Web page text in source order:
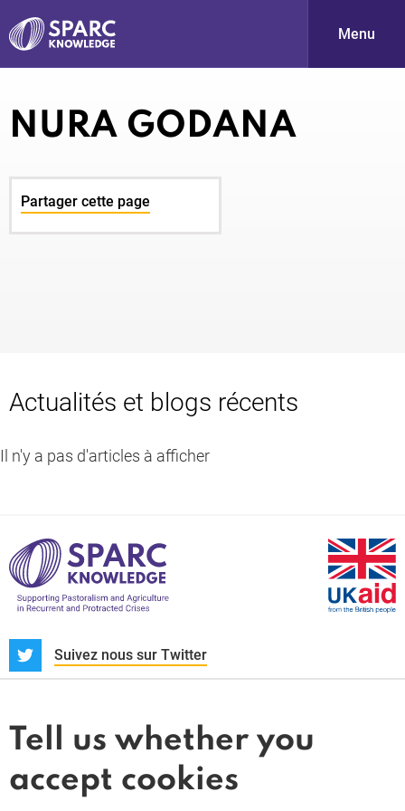
S
Knowledge
Menu
NURA GODANA
Partager cette page
Actualités et blogs récents
Il n'y a pas d'articles à afficher
Suivez nous sur Twitter
Actualités et dossiers
Whistleblower
Termes et conditions
Politique de confidentialité
Tell us whether you
accept cookies